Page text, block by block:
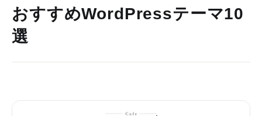
おすすめWordPressテーマ10
選